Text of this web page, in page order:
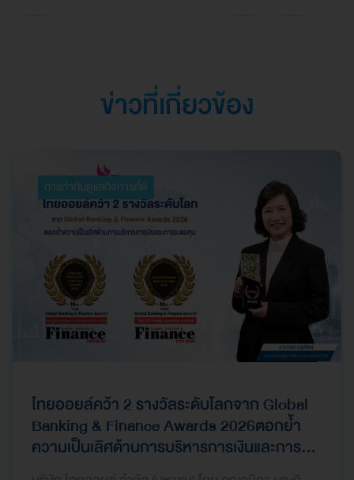
ข่าวที่เกี่ยวข้อง
การกำกับดูแลกิจการที่ดี
ไทยออยล์คว้า 2 รางวัลระดับโลกจาก Global
Banking & Finance Awards 2026ตอกย้ำ
ความเป็นเลิศด้านการบริหารการเงินและการ